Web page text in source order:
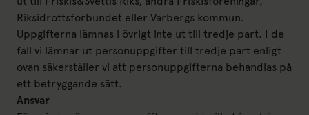
Riksidrottsförbundet eller Varbergs kommun.
Uppgifterna lämnas i övrigt inte ut till tredje part. I de
fall vi lämnar ut personuppgifter till tredje part enligt
ovan säkerställer vi att personuppgifterna behandlas på
ett betryggande sätt.
Ansvar